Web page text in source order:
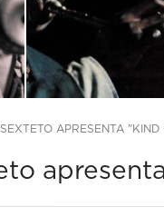
APRESENTA "KIND